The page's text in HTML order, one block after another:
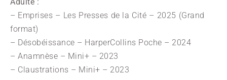
– Emprises – Les Presses de la Cité – 2025 (Grand
format)
– Désobéissance – HarperCollins Poche – 2024
– Anamnèse – Mini+ – 2023
– Claustrations – Mini+ – 2023